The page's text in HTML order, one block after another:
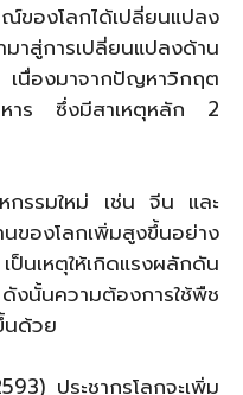
ของโลกได้เปลี่ยนแปลง
การเปลี่ยนแปลงด้าน
เนื่องมาจากปัญหาวิกฤต
หาร ซึ่งมีสาเหตุหลัก 2
หกรรมใหม่ เช่น จีน และ
ของโลกเพิ่มสูงขึ้นอย่าง
ป็นเหตุให้เกิดแรงผลักดัน
งนั้นความต้องการใช้พืช
นด้วย
ประชากรโลกจะเพิ่ม